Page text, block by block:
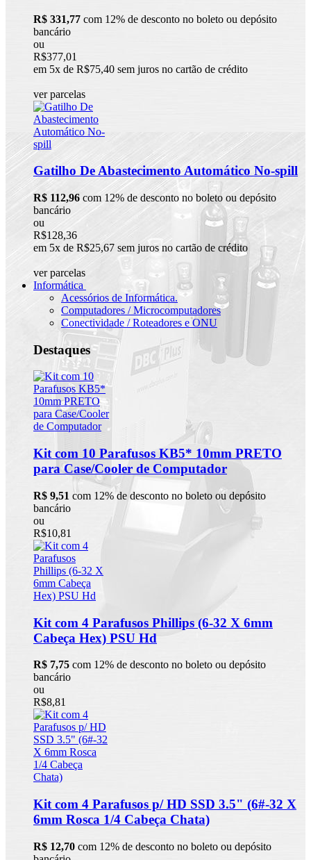
R$ 331,77 com 12% de desconto no boleto ou depósito
bancário
ou
R$377,01
em 5x de R$75,40 sem juros no cartão de crédito
ver parcelas
Gatilho De Abastecimento Automático No-spill
R$ 112,96 com 12% de desconto no boleto ou depósito
bancário
ou
R$128,36
em 5x de R$25,67 sem juros no cartão de crédito
ver parcelas
Informática
Acessórios de Informática.
Computadores / Microcomputadores
Conectividade / Roteadores e ONU
Destaques
Kit com 10 Parafusos KB5* 10mm PRETO
para Case/Cooler de Computador
R$ 9,51 com 12% de desconto no boleto ou depósito
bancário
ou
R$10,81
Kit com 4 Parafusos Phillips (6-32 X 6mm
Cabeça Hex) PSU Hd
R$ 7,75 com 12% de desconto no boleto ou depósito
bancário
ou
R$8,81
Kit com 4 Parafusos p/ HD SSD 3.5" (6#-32 X
6mm Rosca 1/4 Cabeça Chata)
R$ 12,70 com 12% de desconto no boleto ou depósito